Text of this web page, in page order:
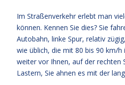
Im Straßenverkehr erlebt man
können. Kennen Sie dies? Sie
Autobahn, linke Spur, relativ
wie üblich, die mit 80 bis 90 km/h
weiter vor Ihnen, auf der rechten
Lastern, Sie ahnen es mit der